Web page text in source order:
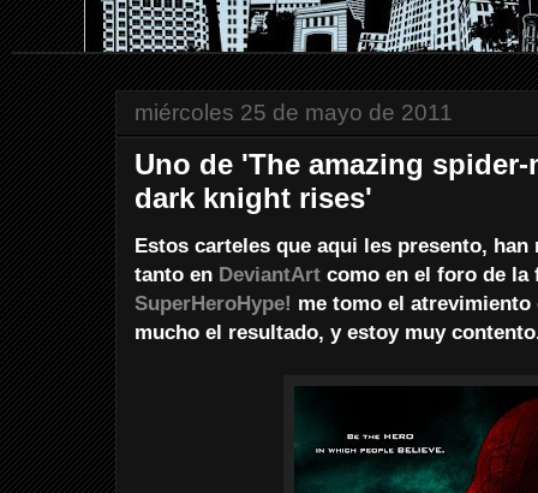
miércoles 25 de mayo de 2011
Uno de 'The amazing
dark knight rises'
Estos carteles que aqui les presento,
tanto en DeviantArt como en el foro de la
SuperHeroHype! me tomo el
mucho el resultado, y estoy muy